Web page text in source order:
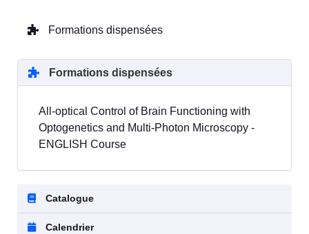
Formations dispensées
Formations dispensées
All-optical Control of Brain Functioning with
Optogenetics and Multi-Photon Microscopy -
ENGLISH Course
Catalogue
Calendrier